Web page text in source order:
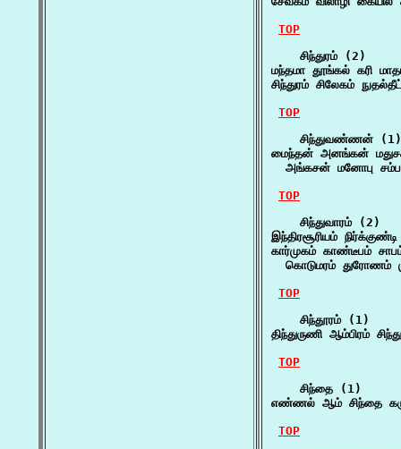
TOP
    சிந்துரம் (2)
மந்தமா தூங்கல் கரி
சிந்துரம் சிலேகம்
TOP
    சிந்துவண்ணன் (1)
மைந்தன் அனங்கன்
அங்கசன் மனோபு
TOP
    சிந்துவாரம் (2)
இந்திரசூரியம்
கார்முகம் காண்டீபம்
கொடுமரம் துரோணம்
TOP
    சிந்தூரம் (1)
திந்துருணி ஆம்பிரம்
TOP
    சிந்தை (1)
எண்ணல் ஆம் சிந்தை
TOP